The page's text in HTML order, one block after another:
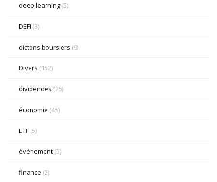
deep learning (5)
DEFI (3)
dictons boursiers (9)
Divers (152)
dividendes (25)
économie (45)
ETF (5)
événement (5)
finance (2)